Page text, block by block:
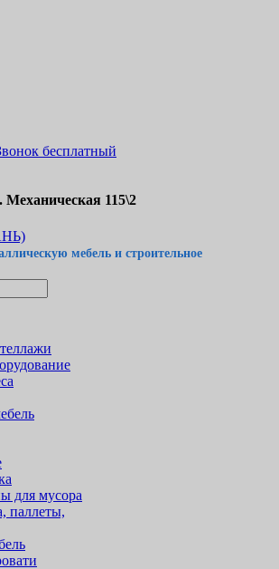
бесплатный
Механическая 115\2
мебель и строительное
для мусора
паллеты,